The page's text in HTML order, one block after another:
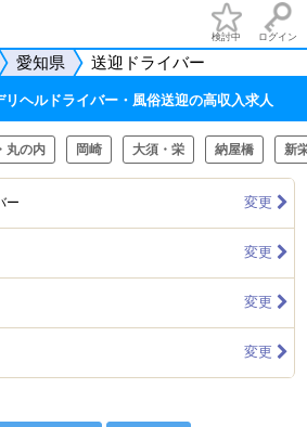
検討中 ログイン
愛知県 送迎ドライバー
リヘルドライバー・風俗送迎の高収入求人
丸の内 岡崎 大須・栄 納屋橋 新
ー 変更
変更
変更
変更